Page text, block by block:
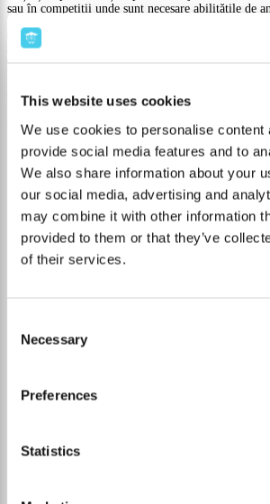
This website uses cookies
We use cookies to personalise content
provide social media features and to
We also share information about your
our social media, advertising and
may combine it with other information
provided to them or that they’ve
of their services.
Selection
Necessary
Preferences
Statistics
sau în competiții unde sunt necesare abilitățile de
Cu siguranță, fiecare elev se poate identifica cu
din același timp și este necesar să înțelegem din
care te identifici,
cursurile Upper.School
pentru fiecare elev, ținând cont la fiecare curs de
obiectivele lor, dar și de nivelul la care au ajuns în